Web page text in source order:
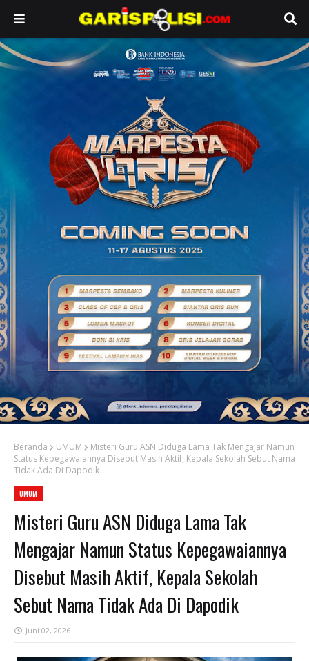
Beranda UMUM
Misteri Guru ASN Diduga Lama Tak Mengajar Namun
Status Kepegawaiannya Disebut Masih Aktif, Kepala Sekolah Sebut Nama
Tidak Ada Di Dapodik
UMUM
Misteri Guru ASN Diduga Lama Tak
Mengajar Namun Status Kepegawaiannya
Disebut Masih Aktif, Kepala Sekolah
Sebut Nama Tidak Ada Di Dapodik
Juni 02, 2026